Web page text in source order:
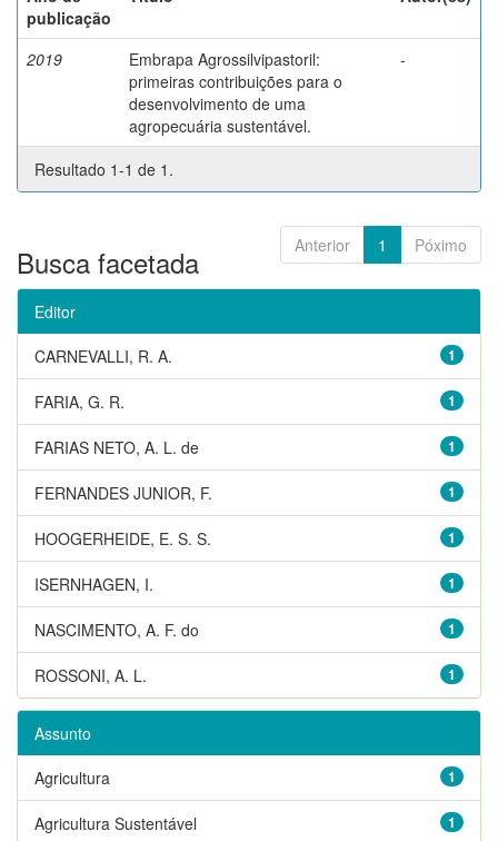
publicação
2019
Embrapa Agrossilvipastoril:
primeiras contribuições para o
desenvolvimento de uma
agropecuária sustentável.
-
Resultado 1-1 de 1.
Anterior 1 Póximo
Busca facetada
Editor
1
CARNEVALLI, R. A.
1
FARIA, G. R.
1
FARIAS NETO, A. L. de
1
FERNANDES JUNIOR, F.
1
HOOGERHEIDE, E. S. S.
1
ISERNHAGEN, I.
1
NASCIMENTO, A. F. do
1
ROSSONI, A. L.
Assunto
1
Agricultura
1
Agricultura Sustentável